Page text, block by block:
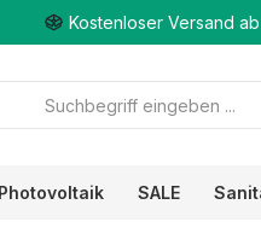
Kostenloser Versand
Photovoltaik SALE